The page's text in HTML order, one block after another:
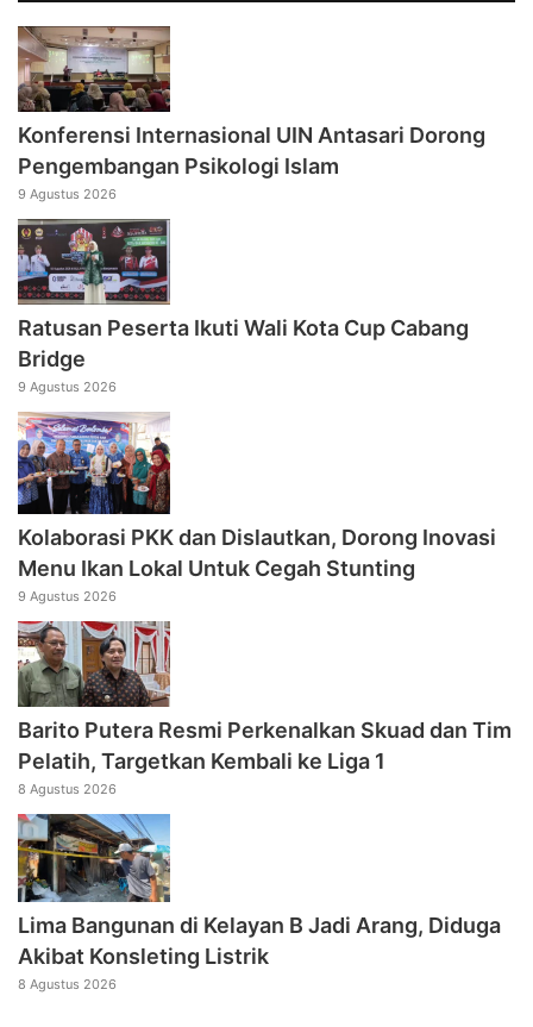
Konferensi Internasional UIN Antasari Dorong
Pengembangan Psikologi Islam
9 Agustus 2026
Ratusan Peserta Ikuti Wali Kota Cup Cabang
Bridge
9 Agustus 2026
Kolaborasi PKK dan Dislautkan, Dorong Inovasi
Menu Ikan Lokal Untuk Cegah Stunting
9 Agustus 2026
Barito Putera Resmi Perkenalkan Skuad dan Tim
Pelatih, Targetkan Kembali ke Liga 1
8 Agustus 2026
Lima Bangunan di Kelayan B Jadi Arang, Diduga
Akibat Konsleting Listrik
8 Agustus 2026